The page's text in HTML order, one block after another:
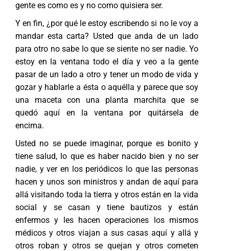
gente es como es y no como quisiera ser.
Y en fin, ¿por qué le estoy escribendo si no le voy a
mandar esta carta? Usted que anda de un lado
para otro no sabe lo que se siente no ser nadie. Yo
estoy en la ventana todo el día y veo a la gente
pasar de un lado a otro y tener un modo de vida y
gozar y hablarle a ésta o aquélla y parece que soy
una maceta con una planta marchita que se
quedó aquí en la ventana por quitársela de
encima.
Usted no se puede imaginar, porque es bonito y
tiene salud, lo que es haber nacido bien y no ser
nadie, y ver en los periódicos lo que las personas
hacen y unos son ministros y andan de aquí para
allá visitando toda la tierra y otros están en la vida
social y se casan y tiene bautizos y están
enfermos y les hacen operaciones los mismos
médicos y otros viajan a sus casas aquí y allá y
otros roban y otros se quejan y otros cometen